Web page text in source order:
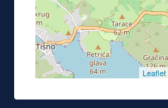
Leaflet